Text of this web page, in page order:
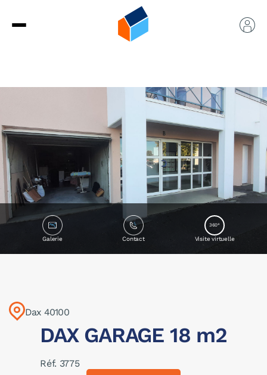
Galerie Contact
360°
Visite virtuelle
Dax 40100
DAX GARAGE 18 m2
Réf. 3775